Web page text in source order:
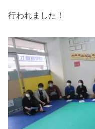
行われました！